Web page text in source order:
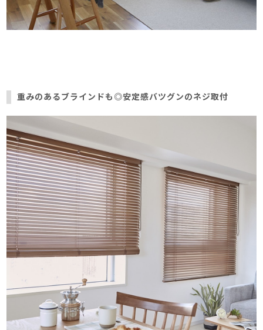
重みのあるブラインドも◎安定感バツグンのネジ取付